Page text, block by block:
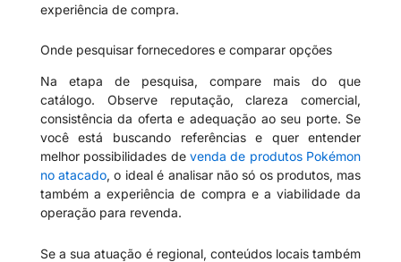
experiência de compra.
Onde pesquisar fornecedores e comparar opções
Na etapa de pesquisa, compare mais do que
catálogo. Observe reputação, clareza comercial,
consistência da oferta e adequação ao seu porte. Se
você está buscando referências e quer entender
melhor possibilidades de venda de produtos Pokémon
no atacado, o ideal é analisar não só os produtos, mas
também a experiência de compra e a viabilidade da
operação para revenda.
Se a sua atuação é regional, conteúdos locais também